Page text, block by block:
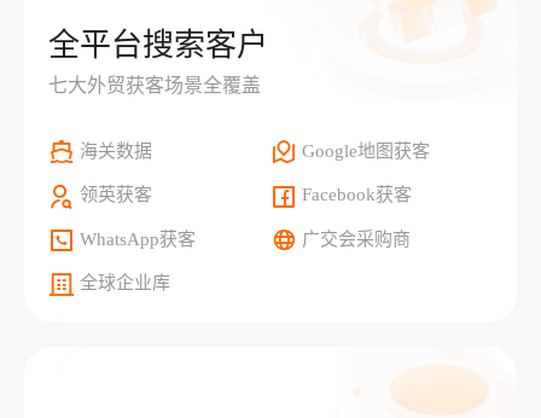
全平台搜索客户
七大外贸获客场景全覆盖
海关数据 Google地图获客
领英获客 Facebook获客
WhatsApp获客 广交会采购商
全球企业库